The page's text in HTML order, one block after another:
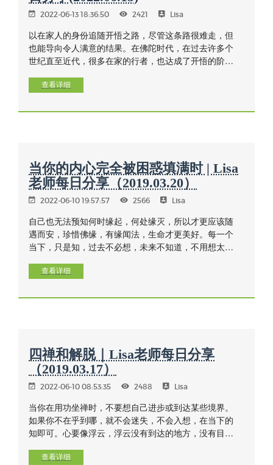
2022-06-13 18:36:50 2421 Lisa
以在家人的身份追随开悟之路，尽管这条路很难走，但
也能导向令人满意的结果。在佛陀时代，在过去许多个
世纪直至近代，很多在家的行者，也达成了开悟的阶
查看详细
当你的内心完全被困惑填满时 | Lisa
老师每日分享（2019.03.20）
2022-06-10 19:57:57 2566 Lisa
自己也无法预知何时缘起，何处缘灭，所以才更应该随
遇而安，珍惜佛缘，有缘闻法，生命才更美好。每一个
当下，只是知，过去不必想，未来不知道，不用想太
查看详细
四禅和解脱｜Lisa老师每日分享
（2019.03.17）
2022-06-10 08:53:35 2488 Lisa
当你在用功坐禅时，不要想自己进步或到达某些境界。
如果你不在乎到哪，就不会迷失，不会入想，在当下的
知即可。心要像浮云，浮云没有到达的地方，没有目
样，到哪就是哪，直到死亡的一刻就知道了。只有付
查看详细